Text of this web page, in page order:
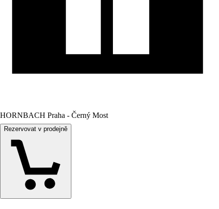
HORNBACH Praha - Černý Most
Rezervovat v prodejně